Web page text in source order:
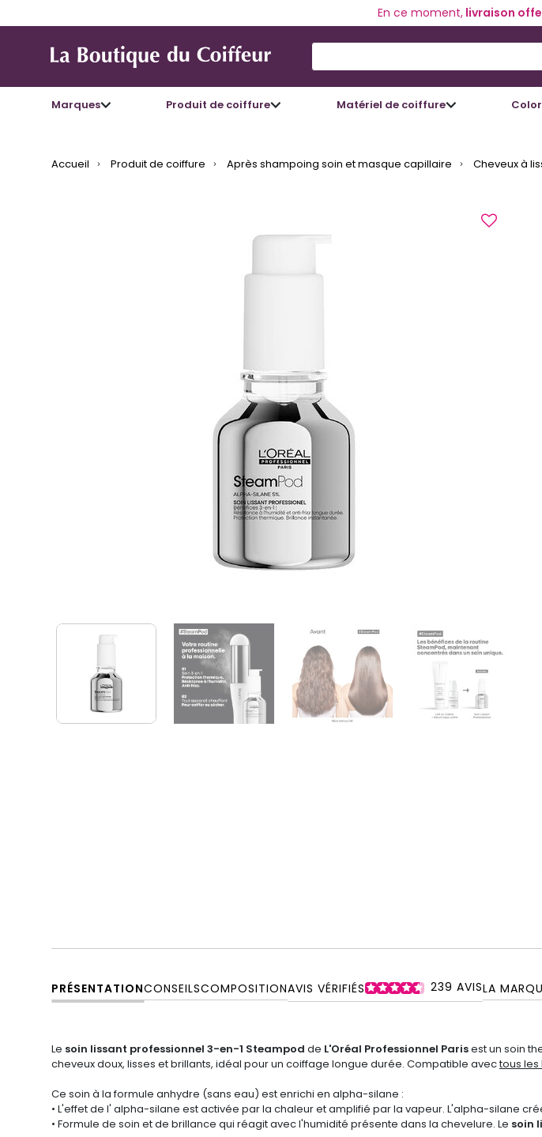
En ce moment,livraison
Marques Produit de coiffure Matériel de coiffure
Accueil Produit de coiffure Après shampoing soin et masque capillaire Cheveux à
PRÉSENTATIONCONSEILSCOMPOSITIONAVIS VÉRIFIÉS 239 AVISLA
Le soin lissant professionnel 3-en-1 Steampod de L'Oréal Professionnel Parisest un soin
cheveux doux, lisses et brillants, idéal pour un coiffage longue durée. Compatible avectous les
Ce soin à la formule anhydre (sans eau) est enrichi en alpha-silane :
• L'effet de l' alpha-silane est activée par la chaleur et amplifié par la vapeur. L'alpha-silane
• Formule de soin et de brillance qui réagit avec l'humidité présente dans la chevelure. Le soin